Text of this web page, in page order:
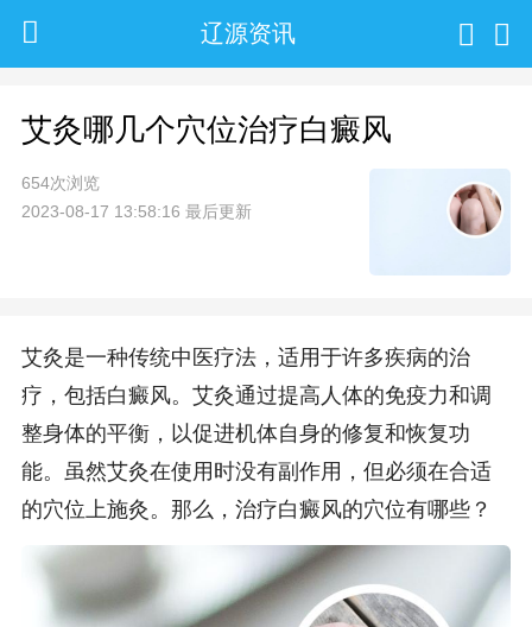
辽源资讯
艾灸哪几个穴位治疗白癜风
654次浏览
2023-08-17 13:58:16 最后更新
艾灸是一种传统中医疗法，适用于许多疾病的治
疗，包括白癜风。艾灸通过提高人体的免疫力和调
整身体的平衡，以促进机体自身的修复和恢复功
能。虽然艾灸在使用时没有副作用，但必须在合适
的穴位上施灸。那么，治疗白癜风的穴位有哪些？